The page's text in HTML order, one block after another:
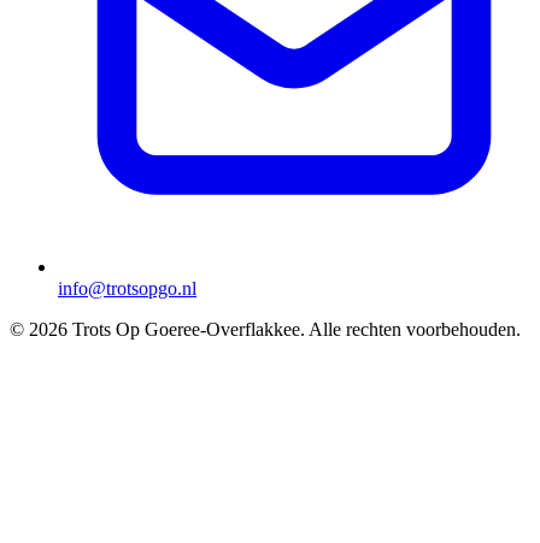
info@trotsopgo.nl
© 2026 Trots Op Goeree-Overflakkee. Alle rechten voorbehouden.